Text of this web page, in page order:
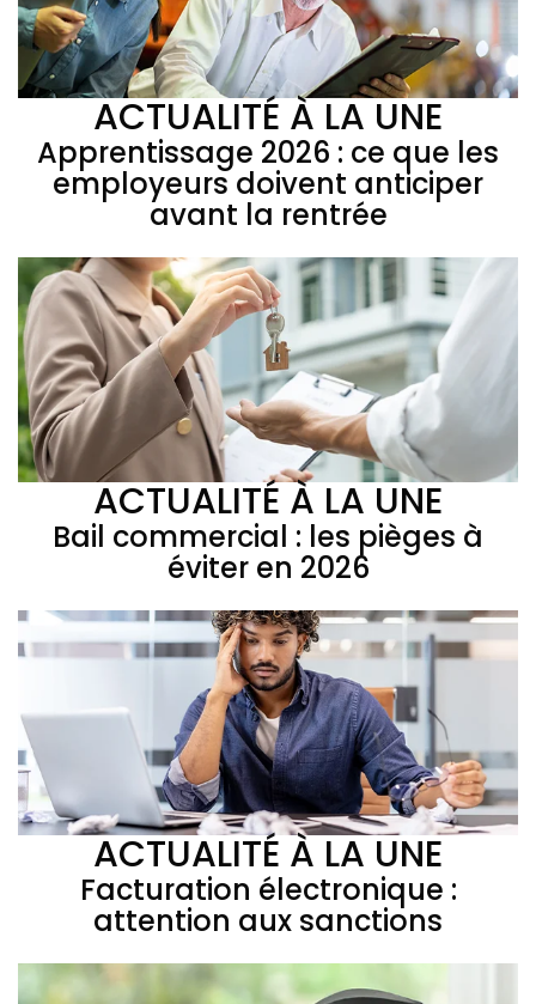
ACTUALITÉ À LA UNE
Apprentissage 2026 : ce que les
employeurs doivent anticiper
avant la rentrée
ACTUALITÉ À LA UNE
Bail commercial : les pièges à
éviter en 2026
ACTUALITÉ À LA UNE
Facturation électronique :
attention aux sanctions